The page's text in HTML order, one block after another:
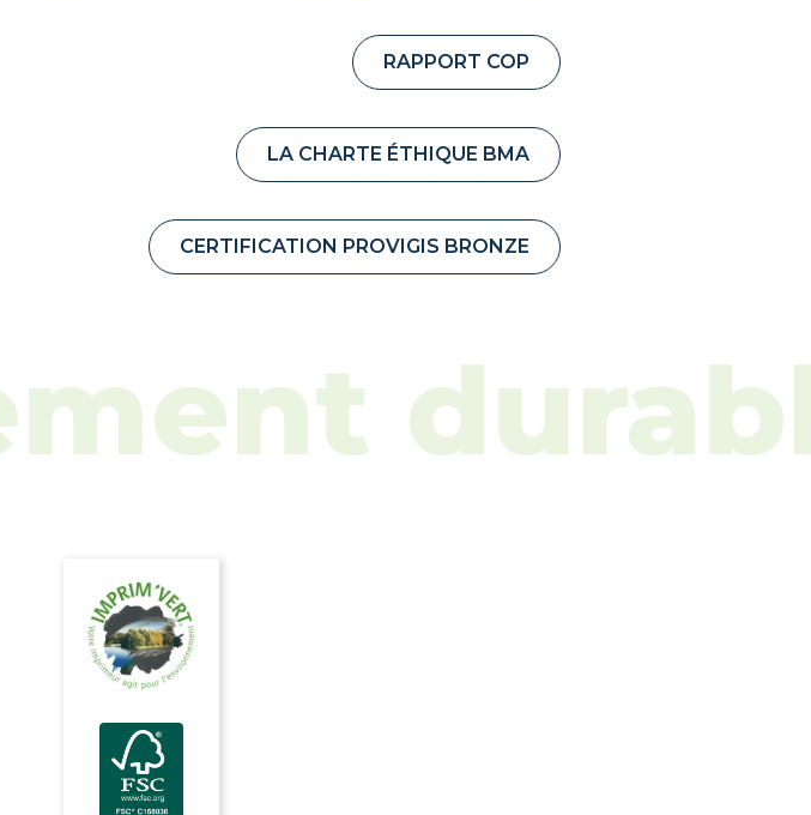
RAPPORT COP
LA CHARTE ÉTHIQUE BMA
CERTIFICATION PROVIGIS BRONZE